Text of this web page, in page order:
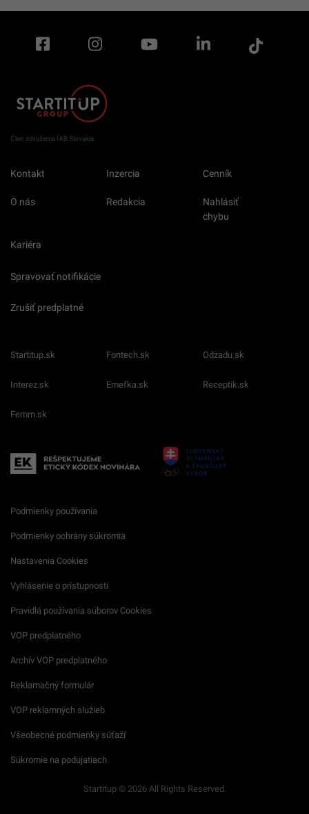
Člen združenia IAB Slovakia
Kontakt Inzercia Cenník
O nás Redakcia
Nahlásiť
chybu
Kariéra
Spravovať notifikácie
Zrušiť predplatné
Startitup.sk Fontech.sk Odzadu.sk
Interez.sk Emefka.sk Receptik.sk
Femm.sk
Podmienky používania
Podmienky ochrany súkromia
Nastavenia Cookies
Vyhlásenie o prístupnosti
Pravidlá používania súborov Cookies
VOP predplatného
Archív VOP predplatného
Reklamačný formulár
VOP reklamných služieb
Všeobecné podmienky súťaží
Súkromie na podujatiach
Startitup © 2026 All Rights Reserved.